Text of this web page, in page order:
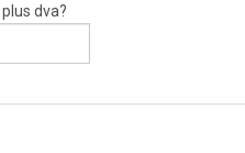
dva?